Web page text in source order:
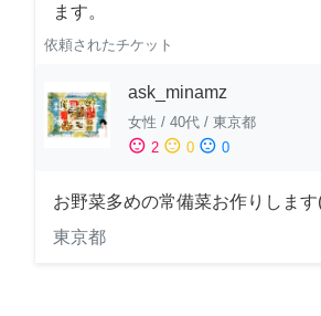
ます。
依頼されたチケット
ask_minamz
女性 / 40代 / 東京都
sentiment_satisfied 2 sentiment_neutral 0 sentiment_dissatisfied 0
お野菜多めの常備菜お作りしま
東京都